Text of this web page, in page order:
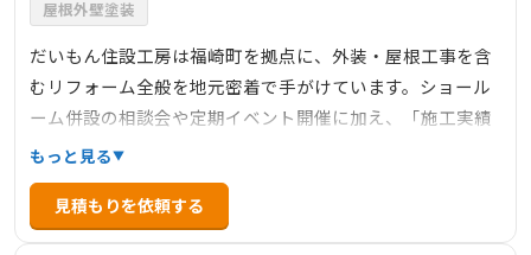
屋根外壁塗装
だいもん住設工房は福崎町を拠点に、外装・屋根工事を含
むリフォーム全般を地元密着で手がけています。ショール
ーム併設の相談会や定期イベント開催に加え、「施工実績
の約5割がリピート・紹介」であることから、顧客満足度の
高さがうかがえます。外壁・屋根塗装、雨樋・水廻りなど
幅広く対応し、丁寧なヒアリングと社員思いの体制が評判
です。Google評価も満点5.0で、技術・対応力ともに地元信
もっと見る
見積もりを依頼する